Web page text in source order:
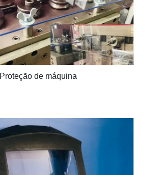
Proteção de máquina